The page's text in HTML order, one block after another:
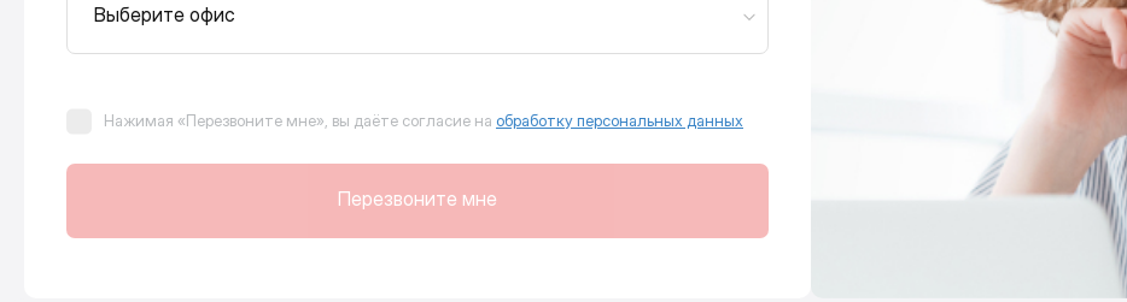
Выберите офис
Нажимая «Перезвоните мне», вы даёте согласие на обработку персональных данных
Перезвоните мне